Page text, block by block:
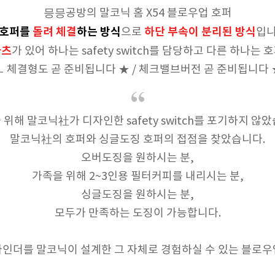
믕믕공방의 말코닉 홈 X54 블로우업 호퍼
퍼를 돌려 체결하는 방식으로 하단 부속이 분리된 방식입
가 있어 하나는 safety switch를 담당하고 다른 하나는
체결형도 곧 준비됩니다 ★ / 체크밸브버전 곧 준비됩니
위해 말코닉社가 디자인한 safety switch를 포기하지 않았
말코닉社의 호퍼와 싱글도징 호퍼의 접점을 찾았습니다.
오버도징을 원하시는 분,
가족을 위해 2~3인용 필터커피를 내리시는 분,
싱글도징을 원하시는 분,
모두가 만족하는 도징이 가능합니다.
더를 말코닉이 설계한 그 자체로 경험하실 수 있는 블로